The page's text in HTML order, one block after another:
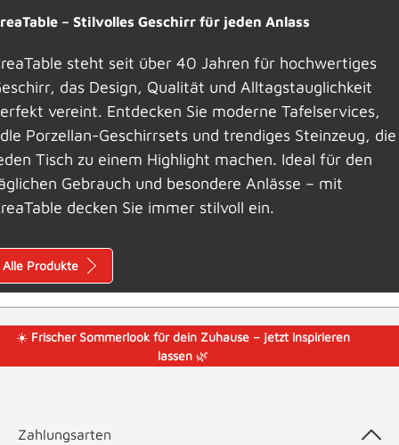
– Stilvolles Geschirr für jeden Anlass
steht seit über 40 Jahren für hochwertiges
das Design, Qualität und Alltagstauglichkeit
vereint. Entdecken Sie moderne Tafelservices,
Porzellan-Geschirrsets und trendiges Steinzeug, die
Tisch zu einem Highlight machen. Ideal für den
Gebrauch und besondere Anlässe – mit
decken Sie immer stilvoll ein.
Alle Produkte
☀️ Frischer Sommerlook für dein Zuhause – jetzt inspirieren
lassen🌿
Zahlungsarten